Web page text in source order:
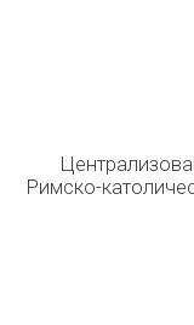
Римско-